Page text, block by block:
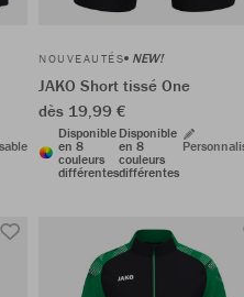
NOUVEAUTÉS NEW!
JAKO Short tissé One
dès 19,99 €
Disponible
en 8
couleurs
différentes
Disponible
en 8
couleurs
différentes